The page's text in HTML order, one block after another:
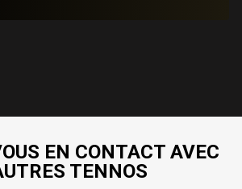
EN CONTACT AVEC
TENNOS